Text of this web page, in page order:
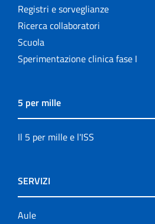
Registri e sorveglianze
Ricerca collaboratori
Scuola
Sperimentazione clinica fase I
5 per mille
Il 5 per mille e l'ISS
SERVIZI
Aule